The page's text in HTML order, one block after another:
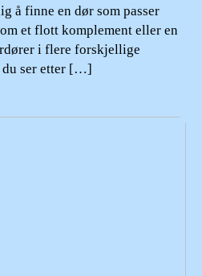
å finne en dør som passer
et flott komplement eller en
i flere forskjellige
du ser etter […]